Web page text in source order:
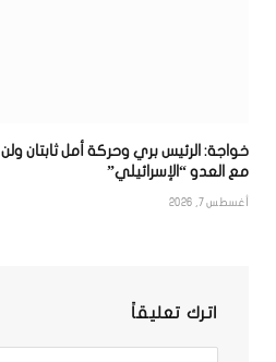
خواجة: الرئيس بري وحركة أمل ثابتان
مع العدو “الإسرائيلي”
أغسطس 7, 2026
اترك تعليقاً